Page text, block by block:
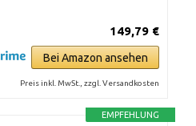
149,79 €
Bei Amazon ansehen
Preis inkl. MwSt., zzgl. Versandkosten
EMPFEHLUNG